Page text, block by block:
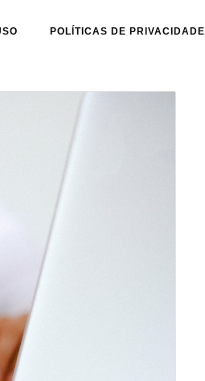
POLÍTICAS DE PRIVACIDADE